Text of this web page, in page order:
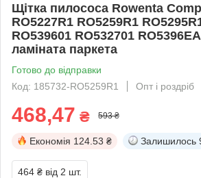
Щітка пилососа Rowenta
RO5227R1 RO5259R1
RO539601 RO532701
ламіната паркета
Готово до відправки
Код: 185732-RO5259R1
Опт і роздріб
468,47 ₴ 593 ₴
Економія 124.53 ₴ Залишилось
464 ₴ від 2 шт.